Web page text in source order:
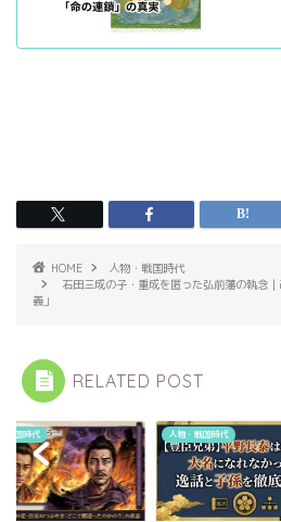
HOME
人物・戦国時代
石田三成の子・重成を匿った弘前藩の執念
義」
RELATED POST
戦国時代 人物・戦国時代